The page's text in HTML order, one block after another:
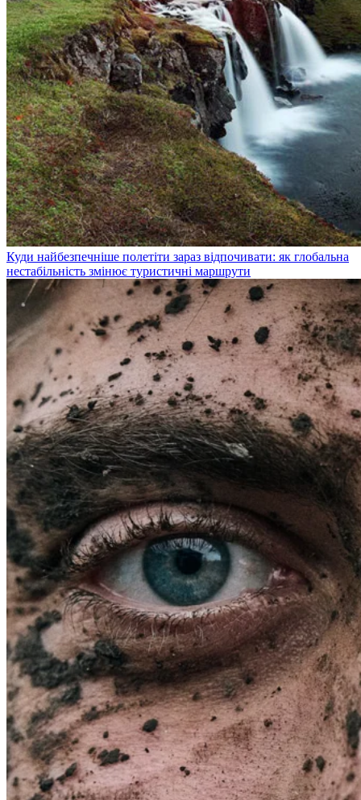
Куди найбезпечніше полетіти зараз відпочивати: як глобальна
нестабільність змінює туристичні маршрути